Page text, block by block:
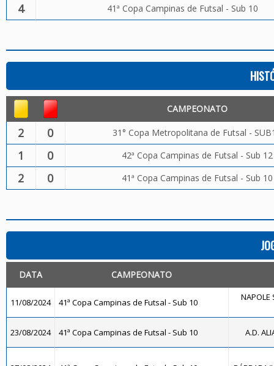
4 41ª Copa Campinas de Futsal - Sub 10
CAMPEONATO
2 0 31° Copa Metropolitana de Futsal -
1 0 42ª Copa Campinas de Futsal - Sub 12
2 0 41ª Copa Campinas de Futsal - Sub 10
DATA CAMPEONATO
11/08/2024 41ª Copa Campinas de Futsal - Sub 10 NAPOLE
23/08/2024 41ª Copa Campinas de Futsal - Sub 10 A.D.